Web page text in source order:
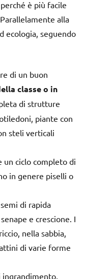
è più facile
alla
ecologia, seguendo
di un buon
classe o in
di strutture
piante con
steli verticali
un ciclo completo di
in genere piselli o
di rapida
e crescione. I
nella sabbia,
di varie forme